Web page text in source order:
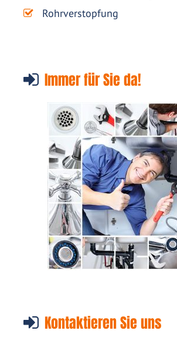
Rohrverstopfung
Immer für Sie da!
Kontaktieren Sie uns